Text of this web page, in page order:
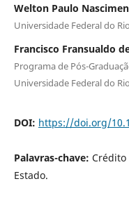
Welton Paulo
Universidade Federal do
Francisco Fransualdo
Programa de Pós-
Universidade Federal do
DOI: https://doi.org/
Palavras-chave: Crédito
Estado.